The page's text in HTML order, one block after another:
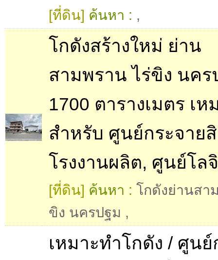
[ที่ดิน] ค้นหา : ,
โกดังสร้างใหม่ ย่าน
สามพราน ไร่ขิง นคร
1700 ตารางเมตร เห
สำหรับ ศูนย์กระจาย
โรงงานผลิต, ศูนย์โล
[ที่ดิน] ค้นหา : โกดังย่านสา
ขิง นครปฐม ,
เหมาะทำโกดัง / ศูนย์